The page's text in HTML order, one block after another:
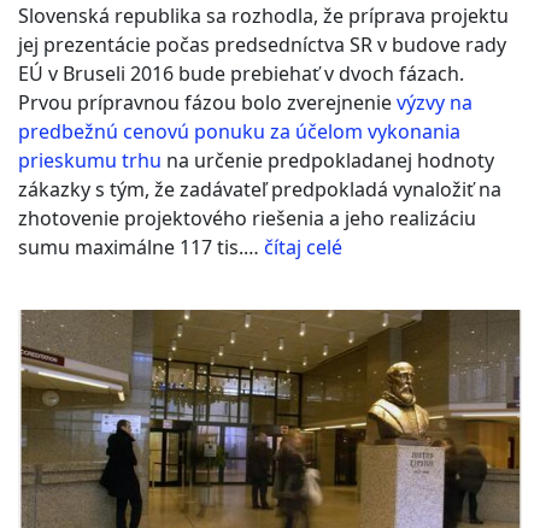
NIEKTO STOJÍ
Slovenská republika sa rozhodla, že príprava projektu
jej prezentácie počas predsedníctva SR v budove rady
EÚ v Bruseli 2016 bude prebiehať v dvoch fázach.
Prvou prípravnou fázou bolo zverejnenievýzvy na
predbežnú cenovú ponuku za účelom vykonania
prieskumu trhu na určenie predpokladanej hodnoty
zákazky s tým, že zadávateľ predpokladá vynaložiť na
zhotovenie projektového riešenia a jeho realizáciu
sumu maximálne 117 tis.… čítaj celé“Za
rozhodnutím
niekto stojí”